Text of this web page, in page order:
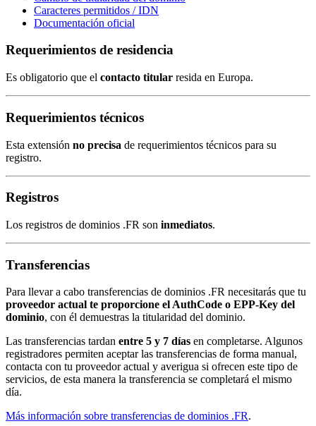
Caracteres permitidos / IDN
Documentación oficial
Requerimientos de residencia
Es obligatorio que el contacto titular resida en Europa.
Requerimientos técnicos
Esta extensión no precisa de requerimientos técnicos para su
registro.
Registros
Los registros de dominios .FR son inmediatos.
Transferencias
Para llevar a cabo transferencias de dominios .FR necesitarás que tu
proveedor actual te proporcione el AuthCode o EPP-Key del
dominio, con él demuestras la titularidad del dominio.
Las transferencias tardan entre 5 y 7 días en completarse. Algunos
registradores permiten aceptar las transferencias de forma manual,
contacta con tu proveedor actual y averigua si ofrecen este tipo de
servicios, de esta manera la transferencia se completará el mismo
día.
Más información sobre transferencias de dominios .FR.